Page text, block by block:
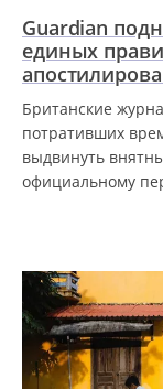
Guardian
единых
Британские
потративших
выдвинуть
официальному